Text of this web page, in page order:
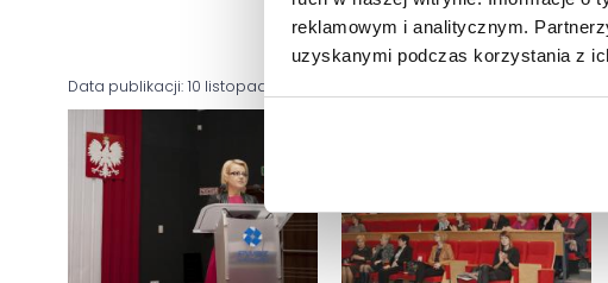
reklamowym i analitycznym.
uzyskanymi podczas korzystania z
Data publikacji: 10 listopada 2017